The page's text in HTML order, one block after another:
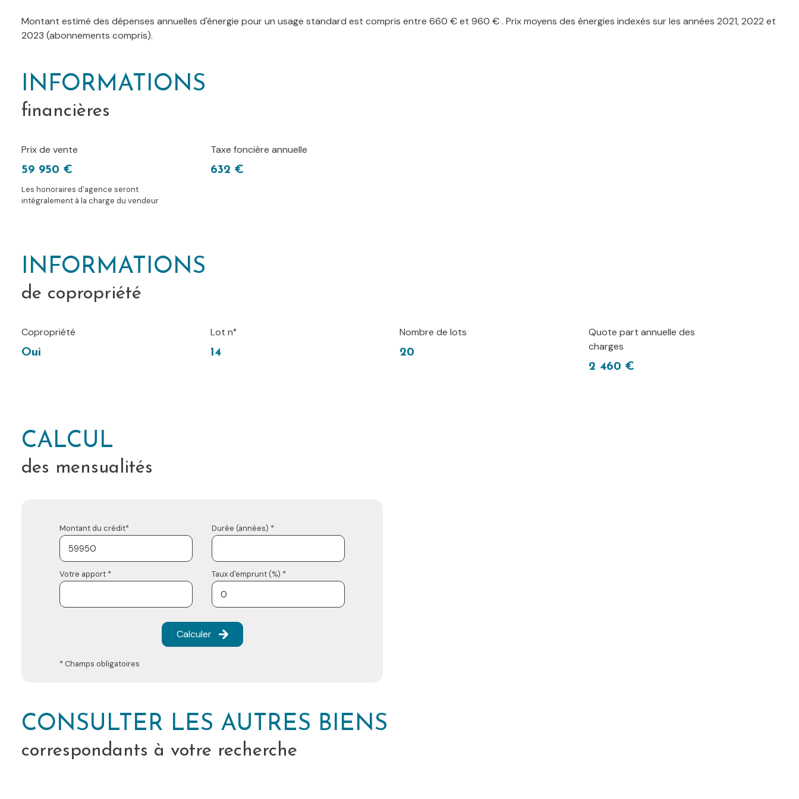
Montant estimé des dépenses annuelles d'énergie pour un usage standard est compris entre 660 € et 960 € . Prix moyens des énergies indexés sur les années 2021, 2022 et
2023 (abonnements compris).
INFORMATIONS
financières
Prix de vente
59 950 €
Les honoraires d'agence seront
intégralement à la charge du vendeur
Taxe foncière annuelle
632 €
INFORMATIONS
de copropriété
Copropriété
Oui
Lot n°
14
Nombre de lots
20
Quote part annuelle des
charges
2 460 €
CALCUL
des mensualités
Montant du crédit* Durée (années) *
Votre apport * Taux d'emprunt (%) *
Calculer
* Champs obligatoires
CONSULTER LES AUTRES BIENS
correspondants à votre recherche